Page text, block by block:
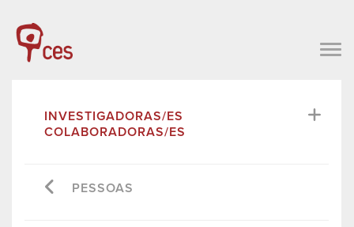
INVESTIGADORAS/ES
COLABORADORAS/ES
PESSOAS